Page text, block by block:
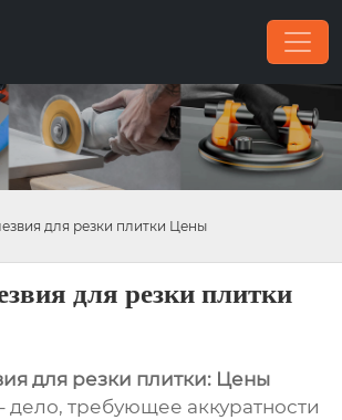
для резки плитки Цены
для резки плитки
для резки плитки: Цены
дело, требующее аккуратности